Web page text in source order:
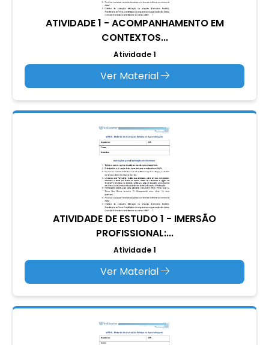
ATIVIDADE 1 - ACOMPANHAMENTO EM
CONTEXTOS...
Atividade 1
Ver Material
ATIVIDADE DE ESTUDO 1 - IMERSÃO
PROFISSIONAL:...
Atividade 1
Ver Material